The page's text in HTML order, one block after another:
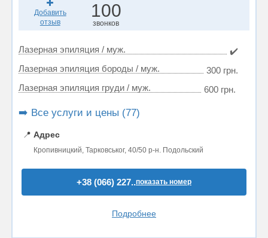
Добавить
отзыв
100
звонков
Лазерная эпиляция / муж.
✔️
Лазерная эпиляция бороды / муж.
300 грн.
Лазерная эпиляция груди / муж.
600 грн.
➡️ Все услуги и цены (77)
📍 Адрес
Кропивницкий, Тарковськог, 40/50 р-н. Подольский
+38 (066) 227..показать номер
Подробнее